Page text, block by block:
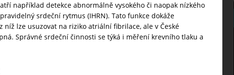
například detekce abnormálně vysokého či naopak nízkého
srdeční rytmus (IHRN). Tato funkce dokáže
níž lze usuzovat na riziko atriální fibrilace, ale v České
Správné srdeční činnosti se týká i měření krevního tlaku a